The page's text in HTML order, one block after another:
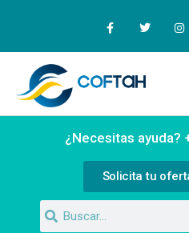
¿Necesitas ayuda?
Solicita tu